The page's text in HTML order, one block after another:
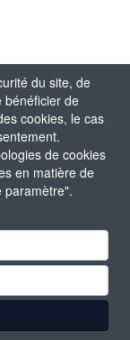
du site, de
bénéficier de
cookies, le cas
de cookies
en matière de
paramètre".